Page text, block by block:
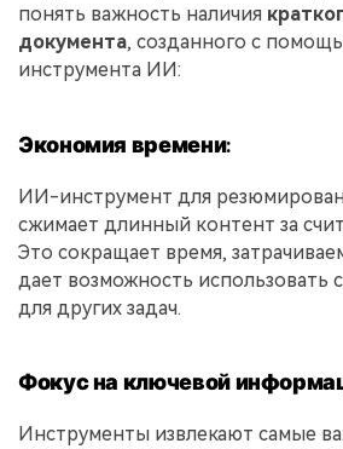
понять важность наличия
документа, созданного с
инструмента ИИ:
Экономия времени:
ИИ-инструмент для
сжимает длинный контент за
Это сокращает время,
дает возможность использовать
для других задач.
Фокус на ключевой
Инструменты извлекают самые